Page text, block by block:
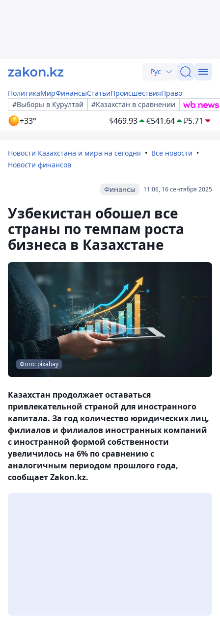
Рус
ПолитикаМирФинансыСтатьиПроисшествияПраво
#Выборы в Курултай
#Казахстан в сравнении
+33° $469.93 €541.64 ₽5.71
Новости Казахстана и мира на сегодня
Все новости
Новости финансов
11:06, 16 сентября 2025
Финансы
Узбекистан обошел все
страны по темпам роста
бизнеса в Казахстане
Фото: pixabay
Казахстан продолжает оставаться
привлекательной страной для иностранного
капитала. За год количество юридических лиц,
филиалов и филиалов иностранных компаний
с иностранной формой собственности
увеличилось на 6% по сравнению с
аналогичным периодом прошлого года,
сообщает Zakon.kz.